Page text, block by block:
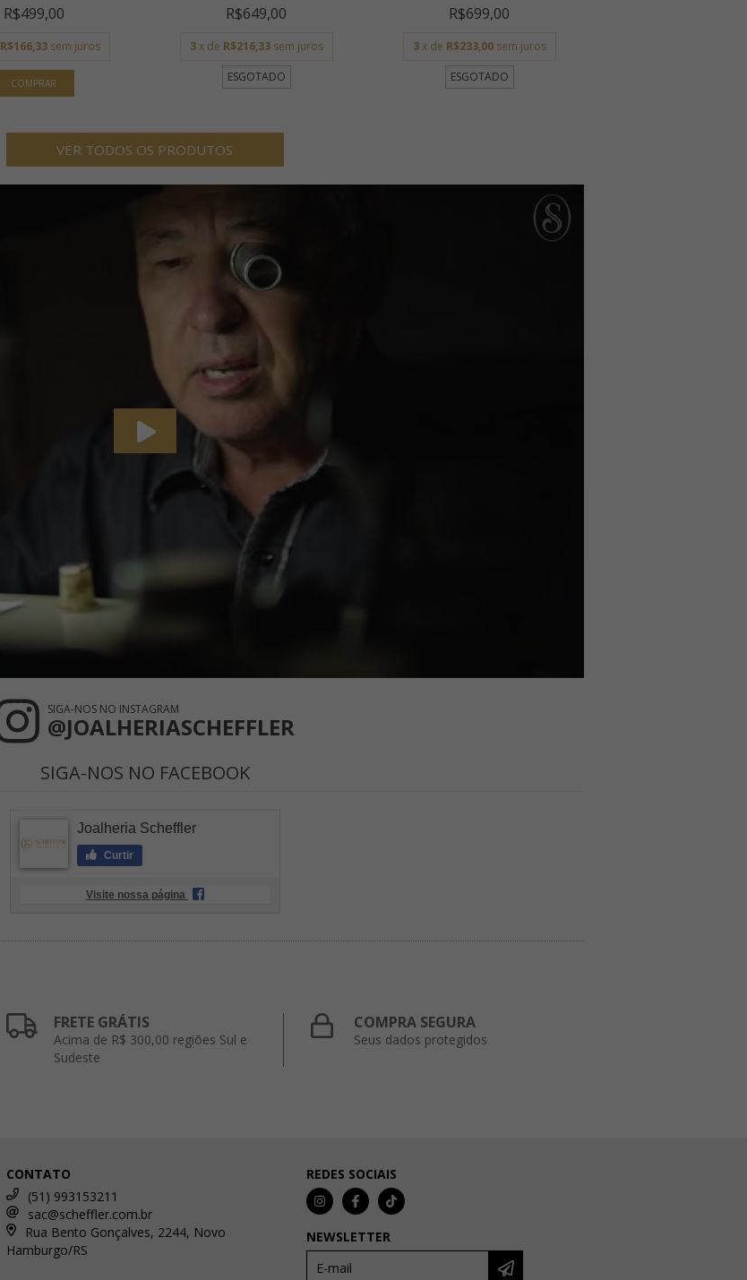
R$499,00
R$166,33 sem juros
R$649,00
3x de R$216,33 sem juros
ESGOTADO
R$699,00
3 x de R$233,00 sem juros
ESGOTADO
VER TODOS OS PRODUTOS
SIGA-NOS NO INSTAGRAM
@JOALHERIASCHEFFLER
SIGA-NOS NO FACEBOOK
Joalheria Scheffler
Curtir
Visite nossa página
FRETE GRÁTIS
Acima de R$ 300,00 regiões Sul e
Sudeste
COMPRA SEGURA
Seus dados protegidos
CONTATO
(51) 993153211
sac@scheffler.com.br
Rua Bento Gonçalves, 2244, Novo
Hamburgo/RS
REDES SOCIAIS
NEWSLETTER